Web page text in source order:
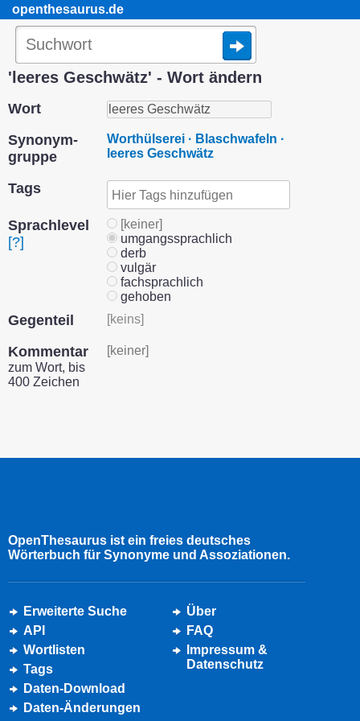
openthesaurus.de
'leeres Geschwätz' - Wort ändern
Wort
Synonym­
gruppe
Worthülserei · Blaschwafeln ·
leeres Geschwätz
Tags
Sprach­level
[?]
[keiner]
umgangssprachlich
derb
vulgär
fachsprachlich
gehoben
Gegenteil [keins]
Kommentar
zum Wort, bis
400 Zeichen
[keiner]
OpenThesaurus ist ein freies deutsches
Wörterbuch für Synonyme und Assoziationen.
Erweiterte Suche
API
Wortlisten
Tags
Daten-Download
Daten-Änderungen
Über
FAQ
Impressum &
Datenschutz